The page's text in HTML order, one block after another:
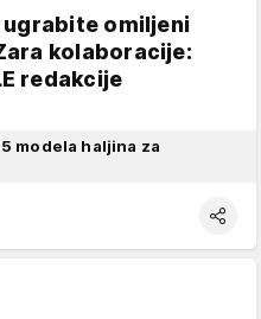
ugrabite omiljeni
kolaboracije:
redakcije
modela haljina za